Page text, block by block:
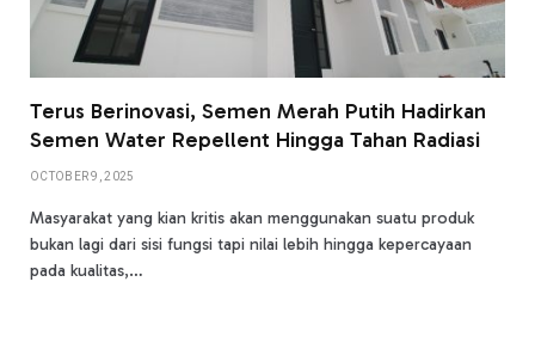
Terus Berinovasi, Semen Merah Putih Hadirkan
Semen Water Repellent Hingga Tahan Radiasi
OCTOBER 9, 2025
Masyarakat yang kian kritis akan menggunakan suatu produk
bukan lagi dari sisi fungsi tapi nilai lebih hingga kepercayaan
pada kualitas,…